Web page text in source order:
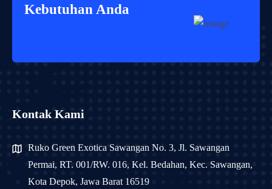
Kebutuhan Anda
Kontak Kami
Ruko Green Exotica Sawangan No. 3, Jl. Sawangan
Permai, RT. 001/RW. 016, Kel. Bedahan, Kec. Sawangan,
Kota Depok, Jawa Barat 16519